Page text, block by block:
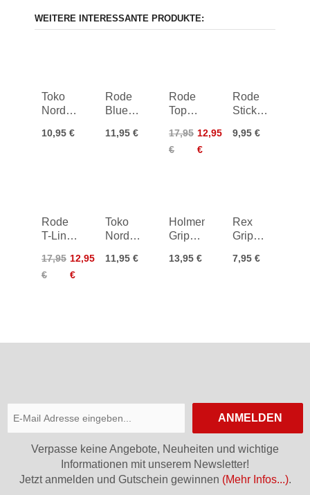
WEITERE INTERESSANTE PRODUKTE:
Toko
Nordic
Wax
10,95 €
Rode
Blue
White
11,95 €
Rode
Top
Stick
VXPS
17,95
€
12,95
€
Rode
Stick
Base
9,95 €
Rode
T-Line
45 g
17,95
€
12,95
€
Toko
Nordic
Wax
11,95 €
Holmenkol
Grip
45g
13,95 €
Rex
GripWax
45g
7,95 €
ANMELDEN
Verpasse keine Angebote, Neuheiten und wichtige
Informationen mit unserem Newsletter!
Jetzt anmelden und Gutschein gewinnen (Mehr Infos...).